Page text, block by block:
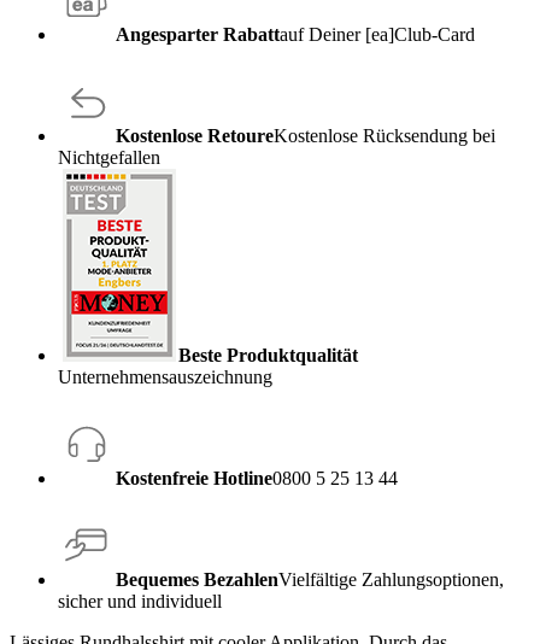
Angesparter Rabattauf Deiner [ea]Club-Card
Kostenlose RetoureKostenlose Rücksendung bei
Nichtgefallen
Beste Produktqualität
Unternehmensauszeichnung
Kostenfreie Hotline0800 5 25 13 44
Bequemes BezahlenVielfältige Zahlungsoptionen,
sicher und individuell